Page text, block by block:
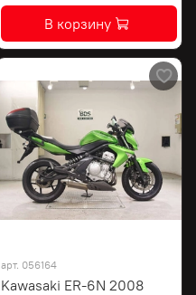
В корзину
арт. 056164
Kawasaki ER-6N 2008